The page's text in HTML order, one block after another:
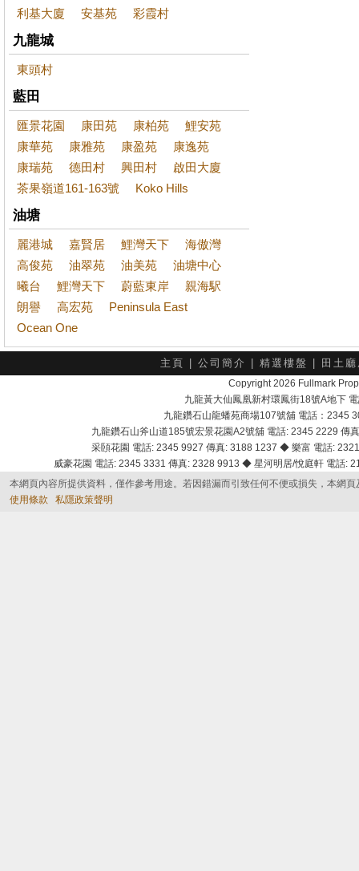
利基大廈 安基苑 彩霞村
九龍城
東頭村
藍田
匯景花園 康田苑 康柏苑
鯉安苑
康華苑
康雅苑 康盈苑
康逸苑
康瑞苑
德田村 興田村
啟田大廈
茶果嶺道161-163號
Koko Hills
油塘
麗港城 嘉賢居 鯉灣天下
海傲灣
高俊苑
油翠苑 油美苑
油塘中心
曦台
鯉灣天下 蔚藍東岸
親海駅
朗譽
高宏苑
Peninsula East
Ocean One
主頁 公司簡介 精選樓盤 田土
Copyright 2026 Fullmark
九龍黃大仙鳳凰新村環鳳街18號A地下
九龍鑽石山龍蟠苑商場107號舖 電話：2345
九龍鑽石山斧山道185號宏景花園A2號舖 電話: 2345 2229
采頣花園 電話: 2345 9927 傳真: 3188 1237 ◆ 樂富 電話:
威豪花園 電話: 2345 3331 傳真: 2328 9913 ◆ 星河明居/悅庭軒 電話
本網頁內容所提供資料，僅作參考用途。若因錯漏而引致任何不便或損失，本網
使用條款
私隱政策聲明